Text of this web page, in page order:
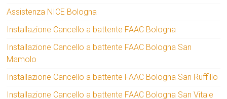
Assistenza NICE Bologna
Installazione Cancello a battente FAAC Bologna
Installazione Cancello a battente FAAC Bologna San
Mamolo
Installazione Cancello a battente FAAC Bologna San Ruffillo
Installazione Cancello a battente FAAC Bologna San Vitale